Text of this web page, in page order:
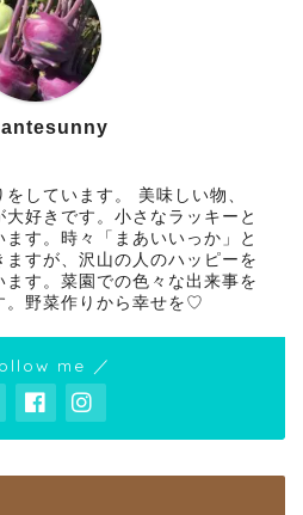
しています。 美味しい物、
好きです。小さなラッキーと
す。時々「まあいいっか」と
すが、沢山の人のハッピーを
す。菜園での色々な出来事を
。野菜作りから幸せを♡
me ／